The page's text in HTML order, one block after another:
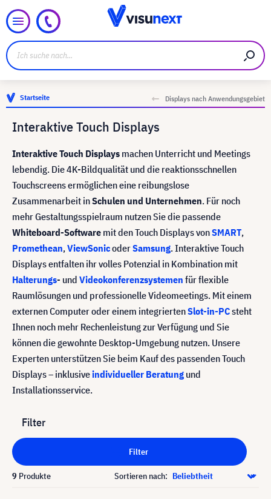
Startseite Displays nach Anwendungsgebiet
Interaktive Touch Displays
Interaktive Touch Displays machen Unterricht und Meetings
lebendig. Die 4K-Bildqualität und die reaktionsschnellen
Touchscreens ermöglichen eine reibungslose
Zusammenarbeit inSchulen und Unternehmen. Für noch
mehr Gestaltungsspielraum nutzen Sie die passende
Whiteboard-Software mit den Touch Displays vonSMART,
Promethean,ViewSonicoderSamsung. Interaktive Touch
Displays entfalten ihr volles Potenzial in Kombination mit
Halterungs- und Videokonferenzsystemen für flexible
Raumlösungen und professionelle Videomeetings. Mit einem
externen Computer oder einem integriertenSlot-in-PCsteht
Ihnen noch mehr Rechenleistung zur Verfügung und Sie
können die gewohnte Desktop-Umgebung nutzen. Unsere
Experten unterstützen Sie beim Kauf des passenden Touch
Displays – inklusiveindividueller Beratung und
Installationsservice.
Filter
Filter
9 Produkte Sortieren nach: